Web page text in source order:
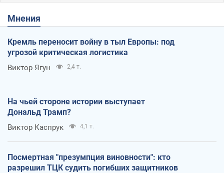
Мнения
Кремль переносит войну в тыл Европы: под
угрозой критическая логистика
Виктор Ягун 2,4 т.
На чьей стороне истории выступает
Дональд Трамп?
Виктор Каспрук 4,1 т.
Посмертная "презумпция виновности": кто
разрешил ТЦК судить погибших защитников